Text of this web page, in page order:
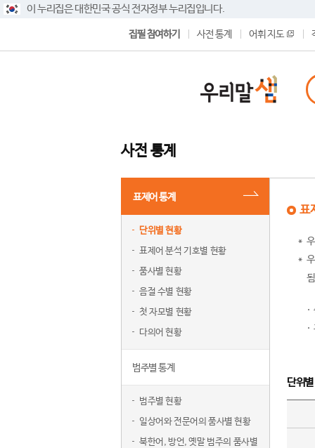
이 누리집은 대한민국 공식 전자정부 누리집입니다.
집필 참여하기 사전 통계 어휘 지도
사전 통계
표제어 통계
단위별 현황
표제어 분석 기호별 현황
품사별 현황
음절 수별 현황
첫 자모별 현황
다의어 현황
범주별 통계
범주별 현황
일상어와 전문어의 품사별 현황
북한어, 방언, 옛말 범주의 품사별
표
단위